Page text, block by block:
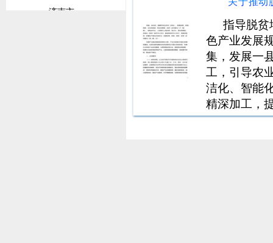
济南市
基础设施，
保护、林业
指导脱贫
色产业发展
集，发展一
工，引导农
洁化、智能
精深加工，
营主体通过